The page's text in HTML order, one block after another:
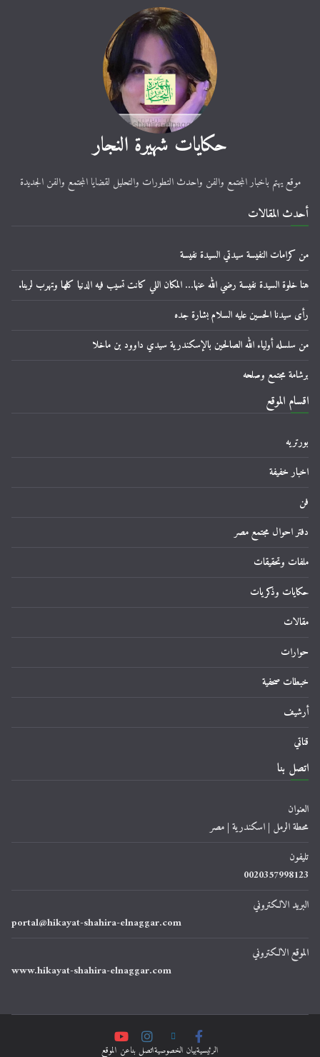
حكايات شهيرة النجار
موقع يهتم باخبار المجتمع والفن واحدث التطورات والتحليل لقضايا المجتمع والفن الجديدة
أحدث المقالات
من كرامات النفيسة سيدتي السيدة نفيسة
هنا خلوة السيدة نفيسة رضي الله عنها… المكان اللي كانت تسيب فيه الدنيا كلها وتهرب لربنا.
رأى سيدنا الحسين عليه السلام بشارة جده
من سلسله أولياء الله الصالحين بالإسكندرية سيدي داوود بن ماخلا
برشامة مجتمع وصلحه
اقسام الموقع
بورتريه
اخبار خفيفة
فن
دفتر احوال مجتمع مصر
ملفات وتحقيقات
حكايات وذكريات
مقالات
حوارات
خبطات صحفية
أرشيف
قناتي
اتصل بنا
العنوان
محطة الرمل | اسكندرية | مصر
تليفون
0020357998123
البريد الالكتروني
portal@hikayat-shahira-elnaggar.com
الموقع الالكتروني
www.hikayat-shahira-elnaggar.com
الرئيسيةﺑﻴﺎﻥ اﻟﺨﺼﻮﺻﻴﺔاتصل بناعن الموقع